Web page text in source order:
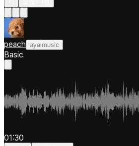
peach ayalmusic
Basic
01:30